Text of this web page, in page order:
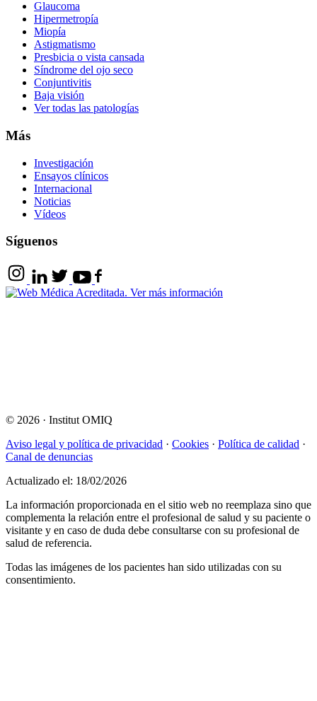
Glaucoma
Hipermetropía
Miopía
Astigmatismo
Presbicia o vista cansada
Síndrome del ojo seco
Conjuntivitis
Baja visión
Ver todas las patologías
Más
Investigación
Ensayos clínicos
Internacional
Noticias
Vídeos
Síguenos
© 2026 · Institut OMIQ
Aviso legal y política de privacidad · Cookies · Política de calidad ·
Canal de denuncias
Actualizado el: 18/02/2026
La información proporcionada en el sitio web no reemplaza sino que
complementa la relación entre el profesional de salud y su paciente o
visitante y en caso de duda debe consultarse con su profesional de
salud de referencia.
Todas las imágenes de los pacientes han sido utilizadas con su
consentimiento.